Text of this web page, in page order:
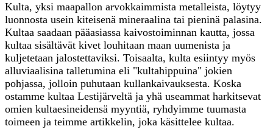
Kulta, yksi maapallon arvokkaimmista metalleista, löytyy
luonnosta usein kiteisenä mineraalina tai pieninä palasina.
Kultaa saadaan pääasiassa kaivostoiminnan kautta, jossa
kultaa sisältävät kivet louhitaan maan uumenista ja
kuljetetaan jalostettaviksi. Toisaalta, kulta esiintyy myös
alluviaalisina talletumina eli "kultahippuina" jokien
pohjassa, jolloin puhutaan kullankaivauksesta. Koska
ostamme kultaa Lestijärveltä ja yhä useammat harkitsevat
omien kultaesineidensä myyntiä, ryhdyimme tuumasta
toimeen ja teimme artikkelin, joka käsittelee kultaa.